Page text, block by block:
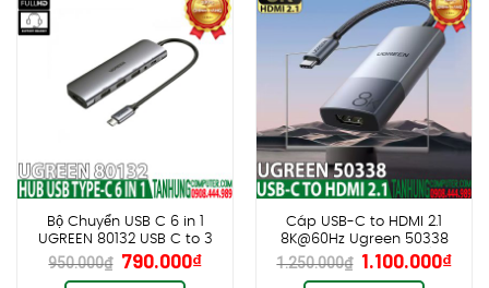
Bộ Chuyển USB C 6 in 1
UGREEN 80132 USB C to 3
USB 3.0+HDMI 4K + Audio
3.5mm hỗ trợ Mic + PD
950.000₫ Giá
gốc
790.000₫Giá
Cáp USB-C to HDMI 2.1
8K@60Hz Ugreen 50338
cao cấp chính hãng (Vỏ
Nhôm)
1.250.000₫ Giá
gốc
1.100.000₫Giá